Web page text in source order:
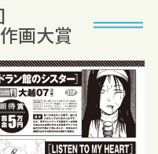
画大賞